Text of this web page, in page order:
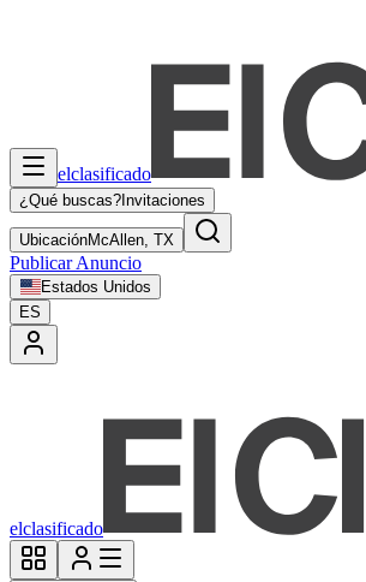
elclasificado
¿Qué buscas? Invitaciones
UbicaciónMcAllen, TX
Publicar Anuncio
Estados Unidos
ES
elclasificado